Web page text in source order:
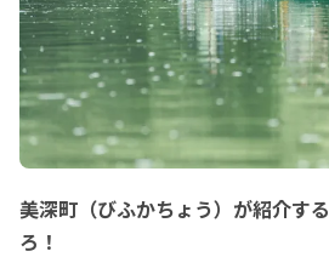
美深町（びふかちょう）が紹介す
ろ！